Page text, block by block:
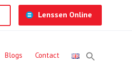
Lenssen Online
Blogs Contact